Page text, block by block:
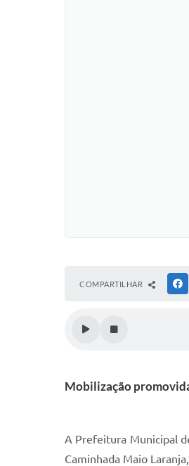
COMPARTILHAR
Mobilização
A Prefeitura Municipal
Caminhada Maio